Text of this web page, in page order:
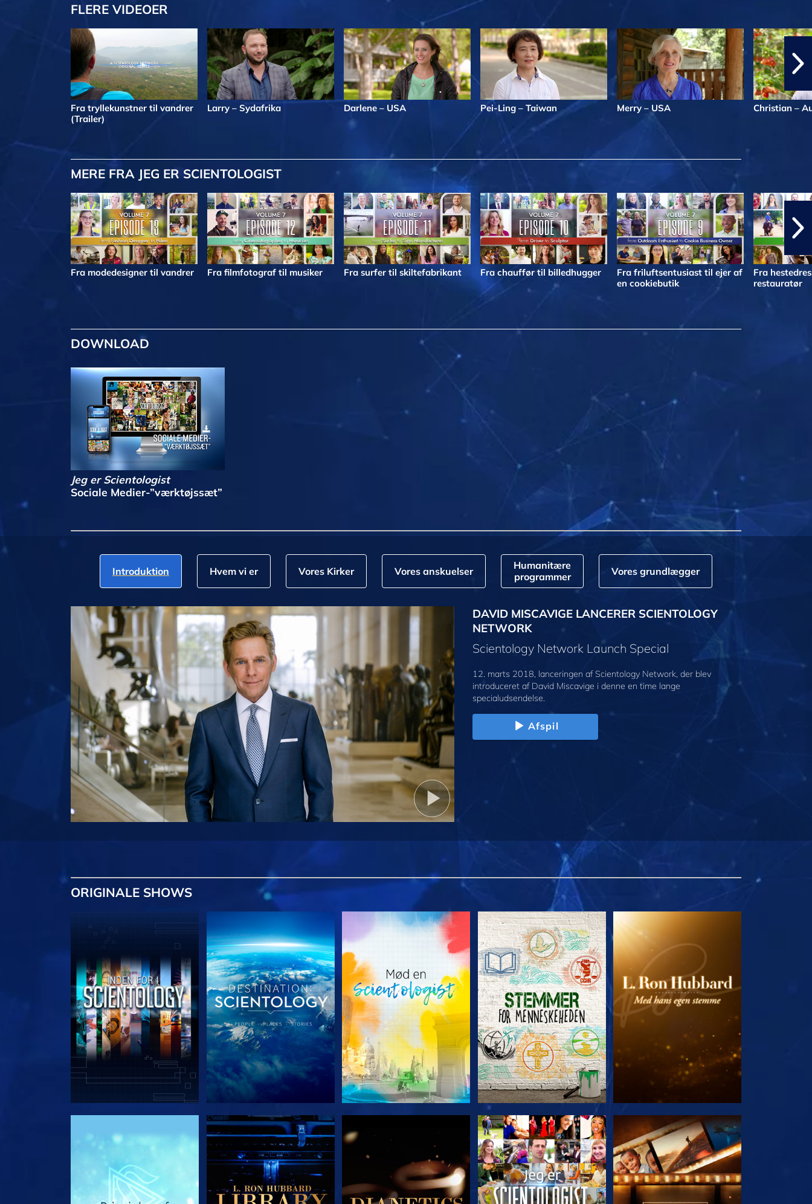
FLERE VIDEOER
Fra tryllekunstner til vandrer
(Trailer)
Larry – Sydafrika Darlene – USA Pei-Ling – Taiwan Merry – USA Christian –
MERE FRA JEG ER SCIENTOLOGIST
Fra modedesigner til vandrer Fra filmfotograf til musiker Fra surfer til skiltefabrikant Fra chauffør til billedhugger
Fra friluftsentusiast til ejer af
en cookiebutik
Fra
restauratør
DOWNLOAD
Jeg er Scientologist
Sociale Medier-”værktøjssæt”
Introduktion Hvem vi er Vores Kirker Vores anskuelser
Humanitære
programmer
Vores grundlægger
DAVID MISCAVIGE LANCERER SCIENTOLOGY
NETWORK
Scientology Network Launch Special
12. marts 2018, lanceringen af Scientology Network, der blev
introduceret af David Miscavige i denne en time lange
specialudsendelse.
Afspil
ORIGINALE SHOWS
UDFORSK SERIEN UDFORSK SERIEN UDFORSK SERIEN UDFORSK SERIEN UDFORSK SERIEN